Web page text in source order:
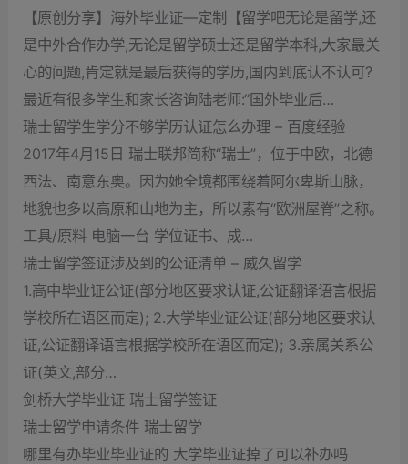
【原创分享】海外毕业证—定制【留学吧无论是留学,还
是中外合作办学,无论是留学硕士还是留学本科,大家最关
心的问题,肯定就是最后获得的学历,国内到底认不认可?
最近有很多学生和家长咨询陆老师:“国外毕业后…
瑞士留学生学分不够学历认证怎么办理 – 百度经验
2017年4月15日 瑞士联邦简称“瑞士”，位于中欧，北德
西法、南意东奥。因为她全境都围绕着阿尔卑斯山脉，
地貌也多以高原和山地为主，所以素有“欧洲屋脊”之称。
工具/原料 电脑一台 学位证书、成…
瑞士留学签证涉及到的公证清单 – 威久留学
1.高中毕业证公证(部分地区要求认证,公证翻译语言根据
学校所在语区而定); 2.大学毕业证公证(部分地区要求认
证,公证翻译语言根据学校所在语区而定); 3.亲属关系公
证(英文,部分…
剑桥大学毕业证 瑞士留学签证
瑞士留学申请条件 瑞士留学
哪里有办毕业毕业证的 大学毕业证掉了可以补办吗